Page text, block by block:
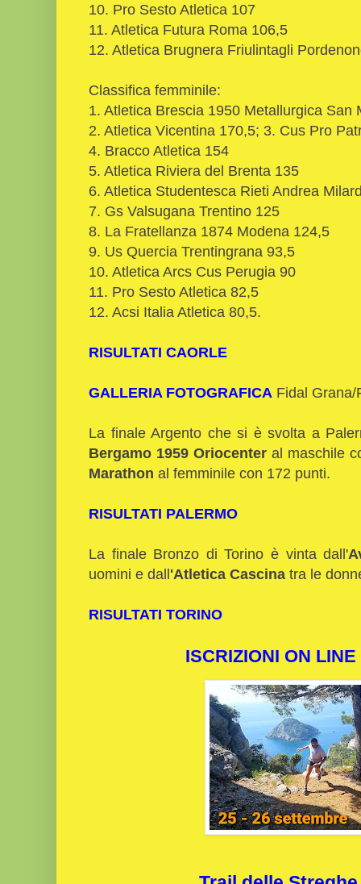
10. Pro Sesto Atletica 107
11. Atletica Futura Roma 106,5
12. Atletica Brugnera Friulintagli
Classifica femminile:
1. Atletica Brescia 1950 Metallurgica San
2. Atletica Vicentina 170,5; 3. Cus Pro
4. Bracco Atletica 154
5. Atletica Riviera del Brenta 135
6. Atletica Studentesca Rieti Andrea
7. Gs Valsugana Trentino 125
8. La Fratellanza 1874 Modena 124,5
9. Us Quercia Trentingrana 93,5
10. Atletica Arcs Cus Perugia 90
11. Pro Sesto Atletica 82,5
12. Acsi Italia Atletica 80,5.
RISULTATI CAORLE
GALLERIA FOTOGRAFICA Fidal Grana/
La finale Argento che si è svolta a
Bergamo 1959 Oriocenteral maschile
Marathon al femminile con 172 punti.
RISULTATI PALERMO
La finale Bronzo di Torino è vinta dall'
uomini e dall'Atletica Cascina tra le
RISULTATI TORINO
ISCRIZIONI ON